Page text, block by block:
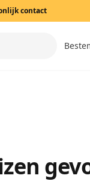
contact